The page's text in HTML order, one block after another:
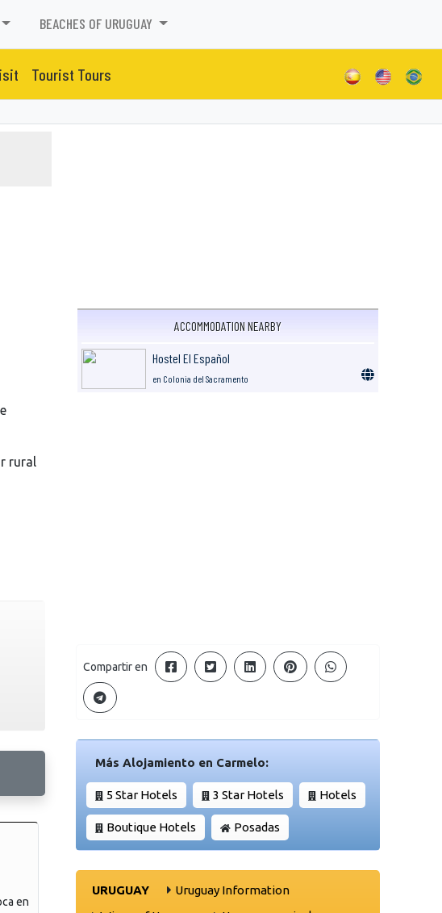
BEACHES OF URUGUAY
Tourist Tours
rural
en
ACCOMMODATION NEARBY
Hostel El Español
en Colonia del Sacramento
Compartir en
Más Alojamiento en Carmelo:
5 Star Hotels 3 Star Hotels Hotels
Boutique Hotels Posadas
URUGUAY
Uruguay Information